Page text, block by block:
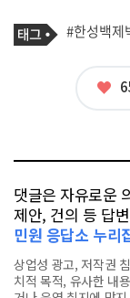
기
사
태
그
#한성백제
댓글은 자유로운
제안, 건의 등 답
민원 응답소 누리
상업성 광고, 저작권
치적 목적, 유사한 내